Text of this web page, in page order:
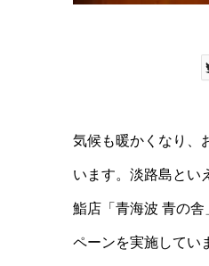
気候も暖かくなり、
います。淡路島とい
鮨店「青海波 青の
ペーンを実施してい